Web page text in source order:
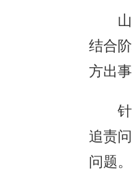
结合
方出
追责
问题。